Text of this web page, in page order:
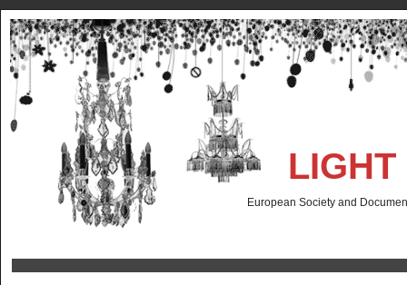
European Society and